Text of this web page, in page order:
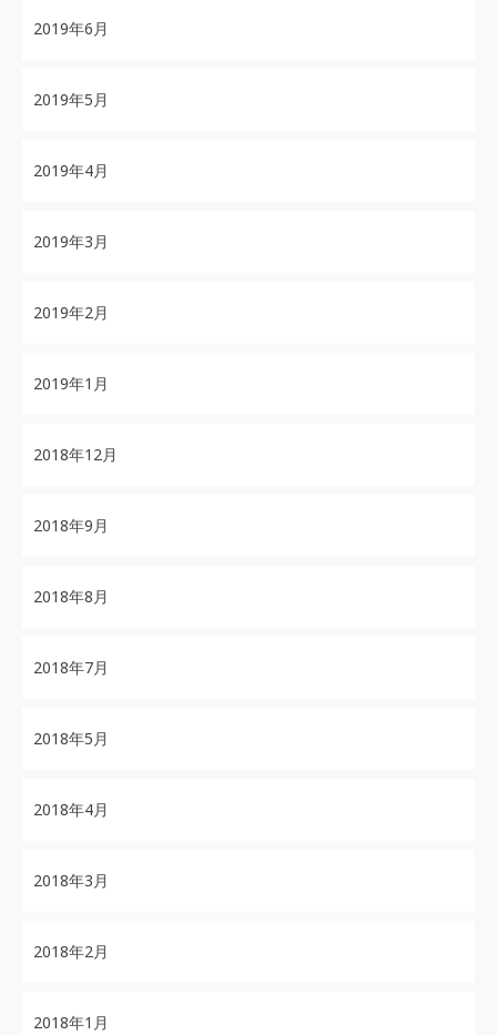
2019年6月
2019年5月
2019年4月
2019年3月
2019年2月
2019年1月
2018年12月
2018年9月
2018年8月
2018年7月
2018年5月
2018年4月
2018年3月
2018年2月
2018年1月